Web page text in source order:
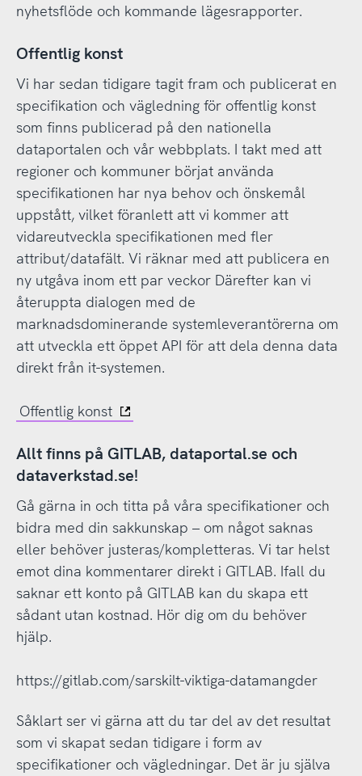
nyhetsflöde och kommande lägesrapporter.
Offentlig konst
Vi har sedan tidigare tagit fram och publicerat en
specifikation och vägledning för offentlig konst
som finns publicerad på den nationella
dataportalen och vår webbplats. I takt med att
regioner och kommuner börjat använda
specifikationen har nya behov och önskemål
uppstått, vilket föranlett att vi kommer att
vidareutveckla specifikationen med fler
attribut/datafält. Vi räknar med att publicera en
ny utgåva inom ett par veckor Därefter kan vi
återuppta dialogen med de
marknadsdominerande systemleverantörerna om
att utveckla ett öppet API för att dela denna data
direkt från it-systemen.
Offentlig konst
Allt finns på GITLAB, dataportal.se och
dataverkstad.se!
Gå gärna in och titta på våra specifikationer och
bidra med din sakkunskap – om något saknas
eller behöver justeras/kompletteras. Vi tar helst
emot dina kommentarer direkt i GITLAB. Ifall du
saknar ett konto på GITLAB kan du skapa ett
sådant utan kostnad. Hör dig om du behöver
hjälp.
https://gitlab.com/sarskilt-viktiga-datamangder
Såklart ser vi gärna att du tar del av det resultat
som vi skapat sedan tidigare i form av
specifikationer och vägledningar. Det är ju själva